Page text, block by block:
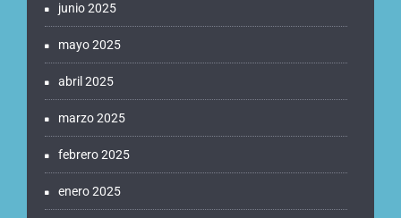
junio 2025
mayo 2025
abril 2025
marzo 2025
febrero 2025
enero 2025